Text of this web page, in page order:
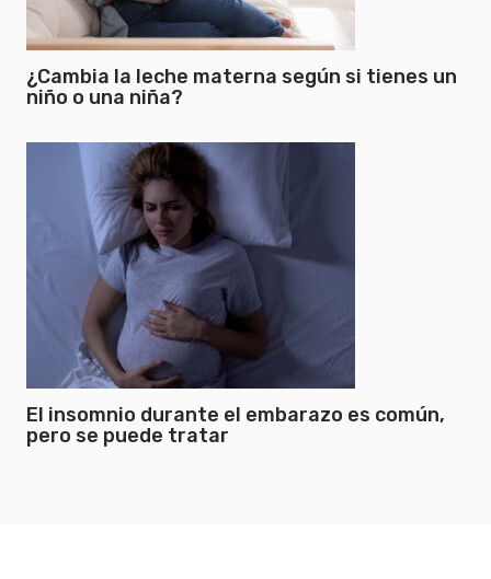
¿Cambia la leche materna según si tienes un
niño o una niña?
El insomnio durante el embarazo es común,
pero se puede tratar